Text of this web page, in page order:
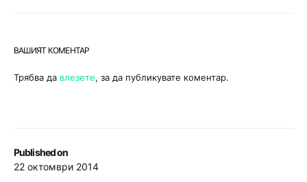
Published on
22 октомври 2014
ВАШИЯТ КОМЕНТАР
Трябва да влезете, за да публикувате коментар.